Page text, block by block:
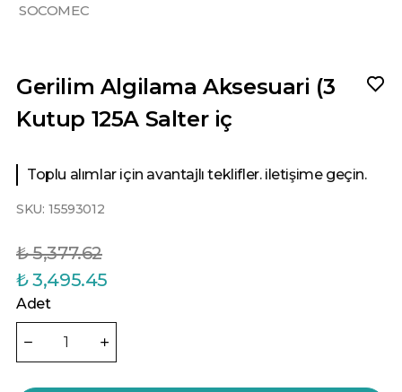
SOCOMEC
Gerilim Algilama Aksesuari (3
Kutup 125A Salter iç
Toplu alımlar için avantajlı teklifler. iletişime geçin.
SKU: 15593012
₺ 5,377.62
₺ 3,495.45
Adet